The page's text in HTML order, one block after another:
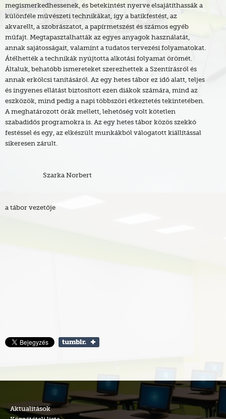
megismerkedhessenek, és betekintést nyerve elsajátíthassák a
különféle művészeti technikákat, így a batikfestést, az
akvarellt, a szobrászatot, a papírmetszést és számos egyéb
műfajt. Megtapasztalhatták az egyes anyagok használatát,
annak sajátosságait, valamint a tudatos tervezési folyamatokat.
Átélhették a technikák nyújtotta alkotási folyamat örömét.
Általuk, behatóbb ismereteket szerezhettek a Szentírásról és
annak erkölcsi tanításáról. Az egy hetes tábor ez idő alatt, teljes
és ingyenes ellátást biztosított ezen diákok számára, mind az
eszközök, mind pedig a napi többszöri étkeztetés tekintetében.
A meghatározott órák mellett, lehetőség volt kötetlen
szabadidős programokra is. Az egy hetes tábor közös szekkó
festéssel és egy, az elkészült munkákból válogatott kiállítással
sikeresen zárult.
Szarka Norbert
a tábor vezetője
Aktualitások